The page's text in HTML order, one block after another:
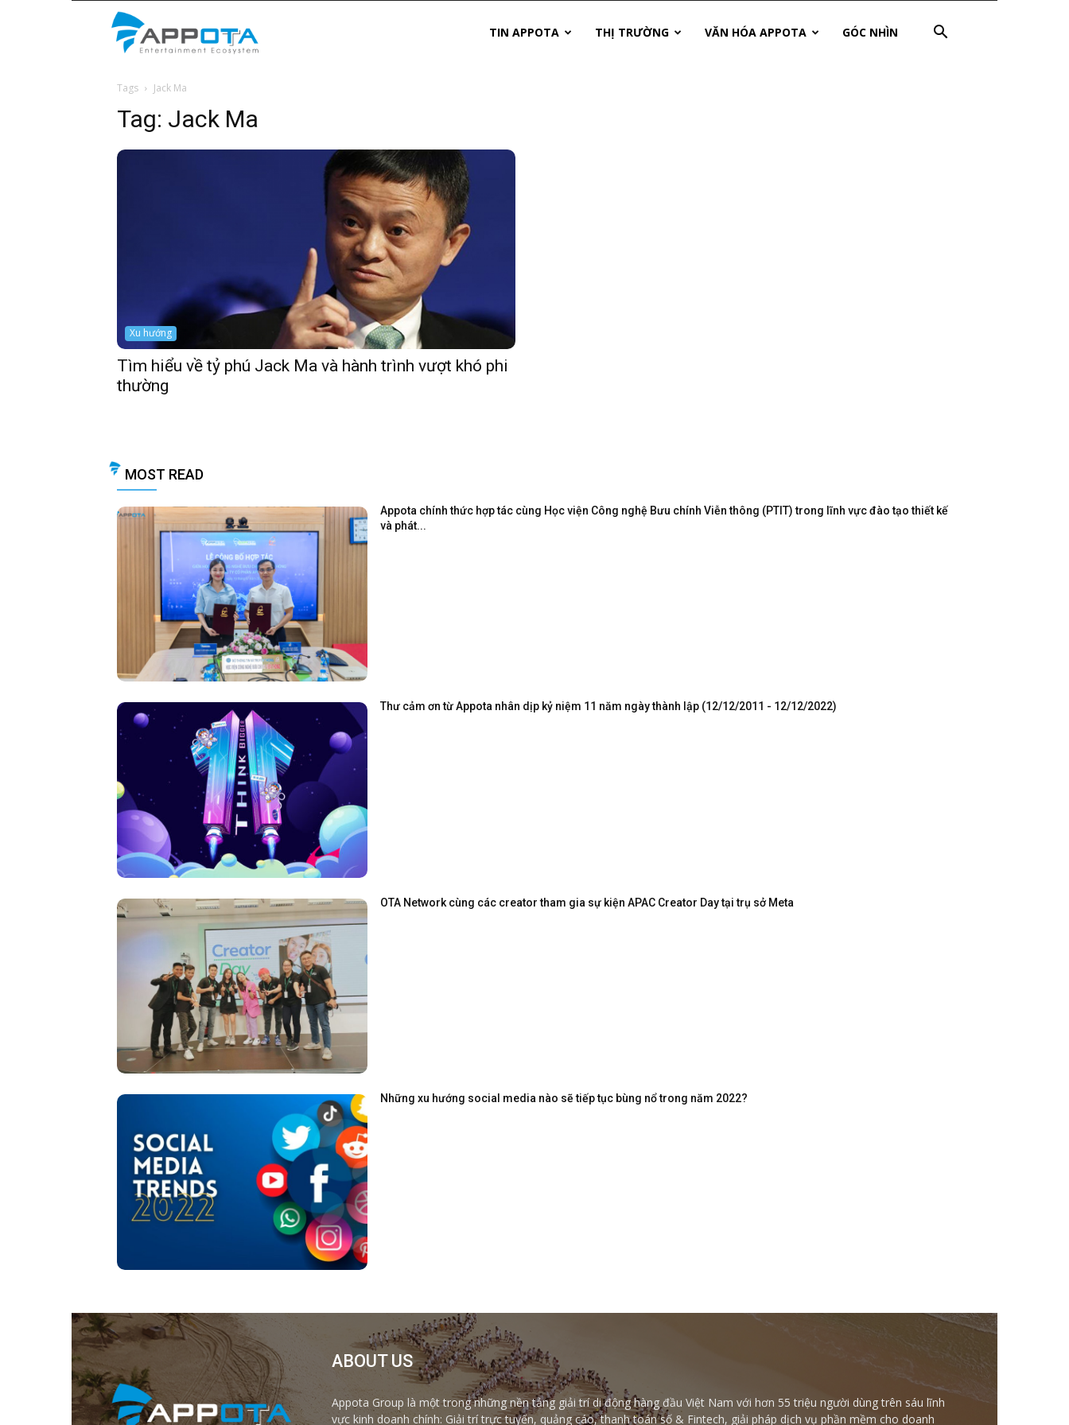
TIN APPOTA THỊ TRƯỜNG VĂN HÓA APPOTA GÓC NHÌN
Tags Jack Ma
Tag: Jack Ma
Xu hướng
Tìm hiểu về tỷ phú Jack Ma và hành trình vượt khó phi
thường
MOST READ
Appota chính thức hợp tác cùng Học viện Công nghệ Bưu chính Viễn thông (PTIT) trong lĩnh vực đào tạo thiết kế
và phát...
Thư cảm ơn từ Appota nhân dịp kỷ niệm 11 năm ngày thành lập (12/12/2011 - 12/12/2022)
OTA Network cùng các creator tham gia sự kiện APAC Creator Day tại trụ sở Meta
Những xu hướng social media nào sẽ tiếp tục bùng nổ trong năm 2022?
ABOUT US
Appota Group là một trong những nền tảng giải trí di động hàng đầu Việt Nam với hơn 55 triệu người dùng trên sáu lĩnh
vực kinh doanh chính: Giải trí trực tuyến, quảng cáo, thanh toán số & Fintech, giải pháp dịch vụ phần mềm cho doanh